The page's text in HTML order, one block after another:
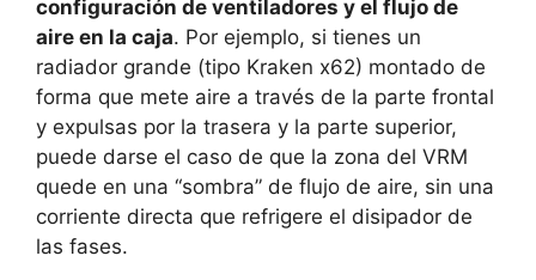
configuración de ventiladores y el flujo de
aire en la caja. Por ejemplo, si tienes un
radiador grande (tipo Kraken x62) montado de
forma que mete aire a través de la parte frontal
y expulsas por la trasera y la parte superior,
puede darse el caso de que la zona del VRM
quede en una “sombra” de flujo de aire, sin una
corriente directa que refrigere el disipador de
las fases.